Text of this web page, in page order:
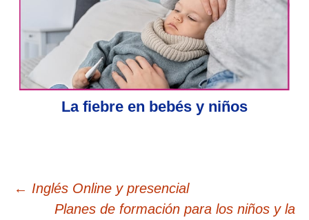
La fiebre en bebés y niños
Navegación
← Inglés Online y presencial
Planes de formación para los niños y la